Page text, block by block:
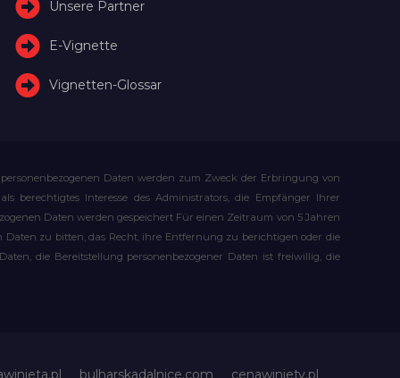
Unsere Partner
E-Vignette
Vignetten-Glossar
Daten werden zum Zweck der Erbringung von
berechtigtes Interesse des Administrators, die Empfänger Ihrer
Daten werden gespeichert Für einen Zeitraum von 5 Jahren
Daten zu bitten, das Recht, ihre Entfernung zu berichtigen oder die
die Bereitstellung personenbezogener Daten ist freiwillig, die
bulharskadalnice.com cenawiniety.pl